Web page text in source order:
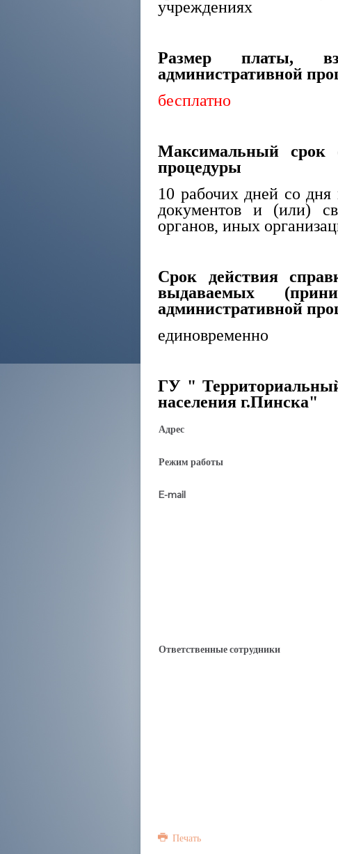
учреждениях
Размер платы,
административной
бесплатно
Максимальный срок
процедуры
10 рабочих дней со дня
документов и (или)
органов, иных
Срок действия
выдаваемых
административной
единовременно
ГУ "
населения г.Пинска"
Адрес
Режим работы
E-mail
Ответственные сотрудники
Печать